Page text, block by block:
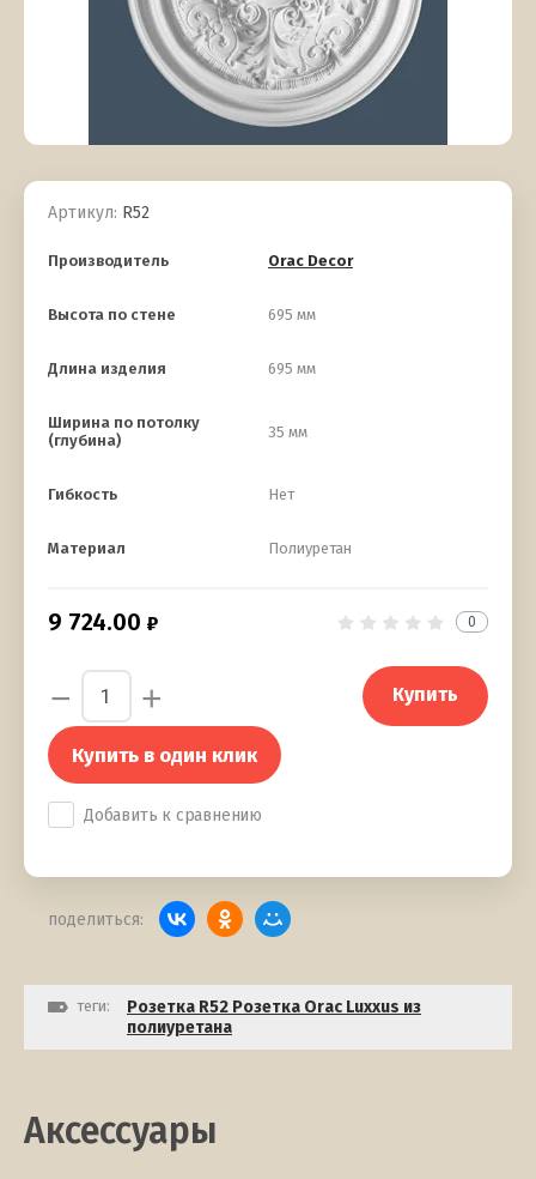
Артикул: R52
Производитель Orac Decor
Высота по стене 695 мм
Длина изделия 695 мм
Ширина по потолку
(глубина)
35 мм
Гибкость Нет
Материал Полиуретан
9 724.00 0
− + Купить
Купить в один клик
Добавить к сравнению
поделиться:
теги:
Розетка R52 Розетка Orac Luxxus из
полиуретана
Аксессуары